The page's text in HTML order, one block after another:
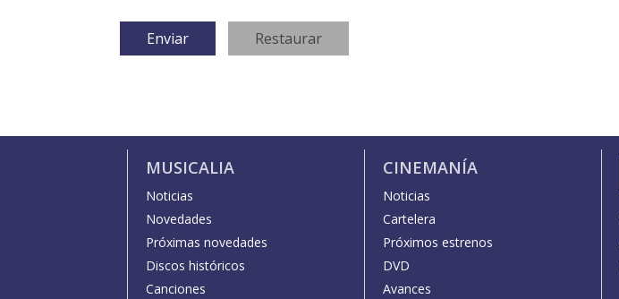
MUSICALIA
Noticias
Novedades
Próximas novedades
Discos históricos
Canciones
CINEMANÍA
Noticias
Cartelera
Próximos estrenos
DVD
Avances